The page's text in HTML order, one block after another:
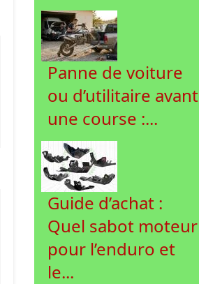
Panne de voiture
ou d’utilitaire avant
une course :...
Guide d’achat :
Quel sabot moteur
pour l’enduro et
le...